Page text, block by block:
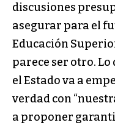
discusiones
asegurar para el
Educación
parece ser otro. Lo
el Estado va a
verdad con
a proponer